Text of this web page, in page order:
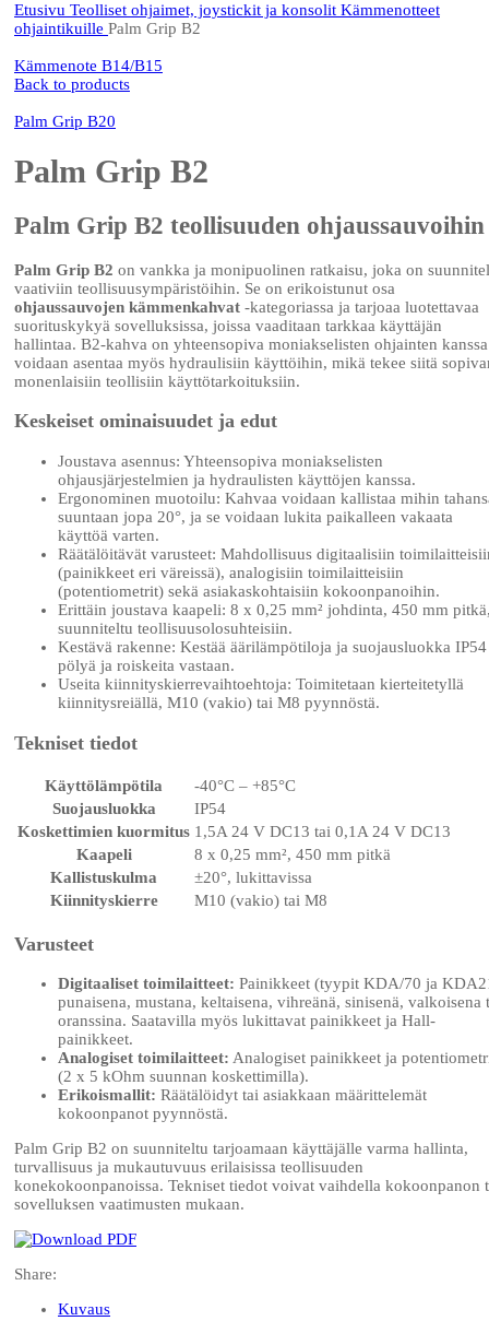
Etusivu Teolliset ohjaimet, joystickit ja konsolit Kämmenotteet
ohjaintikuille Palm Grip B2
Kämmenote B14/B15
Back to products
Palm Grip B20
Palm Grip B2
Palm Grip B2 teollisuuden ohjaussauvoihin
Palm Grip B2 on vankka ja monipuolinen ratkaisu, joka on
vaativiin teollisuusympäristöihin. Se on erikoistunut osa
ohjaussauvojen kämmenkahvat -kategoriassa ja tarjoaa luotettavaa
suorituskykyä sovelluksissa, joissa vaaditaan tarkkaa käyttäjän
hallintaa. B2-kahva on yhteensopiva moniakselisten ohjainten
voidaan asentaa myös hydraulisiin käyttöihin, mikä tekee siitä
monenlaisiin teollisiin käyttötarkoituksiin.
Keskeiset ominaisuudet ja edut
Joustava asennus: Yhteensopiva moniakselisten
ohjausjärjestelmien ja hydraulisten käyttöjen kanssa.
Ergonominen muotoilu: Kahvaa voidaan kallistaa mihin
suuntaan jopa 20°, ja se voidaan lukita paikalleen vakaata
käyttöä varten.
Räätälöitävät varusteet: Mahdollisuus digitaalisiin
(painikkeet eri väreissä), analogisiin toimilaitteisiin
(potentiometrit) sekä asiakaskohtaisiin kokoonpanoihin.
Erittäin joustava kaapeli: 8 x 0,25 mm² johdinta, 450 mm
suunniteltu teollisuusolosuhteisiin.
Kestävä rakenne: Kestää äärilämpötiloja ja suojausluokka IP54
pölyä ja roiskeita vastaan.
Useita kiinnityskierrevaihtoehtoja: Toimitetaan kierteitetyllä
kiinnitysreiällä, M10 (vakio) tai M8 pyynnöstä.
Tekniset tiedot
Käyttölämpötila
-40°C – +85°C
Suojausluokka
IP54
Koskettimien kuormitus 1,5A 24 V DC13 tai 0,1A 24 V DC13
Kaapeli
8 x 0,25 mm², 450 mm pitkä
Kallistuskulma
±20°, lukittavissa
Kiinnityskierre
M10 (vakio) tai M8
Varusteet
Digitaaliset toimilaitteet: Painikkeet (tyypit KDA/70 ja
punaisena, mustana, keltaisena, vihreänä, sinisenä, valkoisena
oranssina. Saatavilla myös lukittavat painikkeet ja Hall-
painikkeet.
Analogiset toimilaitteet: Analogiset painikkeet ja
(2 x 5 kOhm suunnan koskettimilla).
Erikoismallit: Räätälöidyt tai asiakkaan määrittelemät
kokoonpanot pyynnöstä.
Palm Grip B2 on suunniteltu tarjoamaan käyttäjälle varma hallinta,
turvallisuus ja mukautuvuus erilaisissa teollisuuden
konekokoonpanoissa. Tekniset tiedot voivat vaihdella kokoonpanon
sovelluksen vaatimusten mukaan.
Share:
Kuvaus